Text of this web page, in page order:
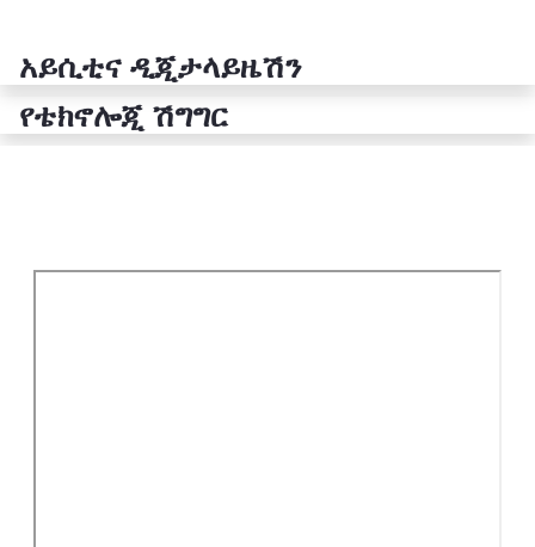
አይሲቲና ዲጂታላይዜሽን
የቴክኖሎጂ ሽግግር